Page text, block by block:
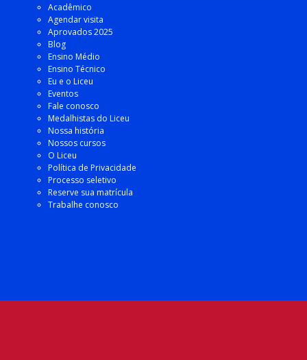
Acadêmico
Agendar visita
Aprovados 2025
Blog
Ensino Médio
Ensino Técnico
Eu e o Liceu
Eventos
Fale conosco
Medalhistas do Liceu
Nossa história
Nossos cursos
O Liceu
Política de Privacidade
Processo seletivo
Reserve sua matrícula
Trabalhe conosco